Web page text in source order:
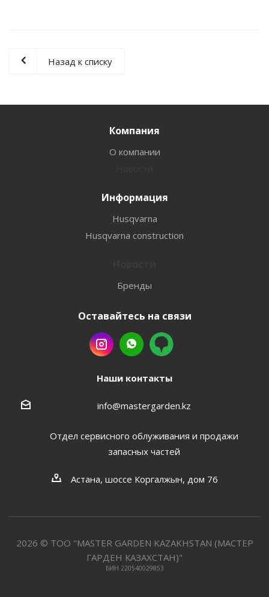
Назад к списку
Компания
О компании
Информация
Husqvarna
Husqvarna construction
Бренды
Оставайтесь на связи
Наши контакты
info@mastergarden.kz
Отдел сервисного облуживания и продажи
запасных частей
Астана, шоссе Коргалжын, дом 76
2026 © ТОО "MASTER GARDEN KAZAKHSTAN (МАСТЕР
ГАРДЕН КАЗАХСТАН)"
БИН 220540029853